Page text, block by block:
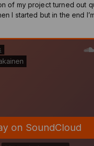
of my project turned out
I started but in the end